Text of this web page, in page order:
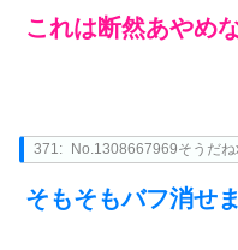
これは断然あやめ
371: No.1308667969そうだね
そもそもバフ消せ